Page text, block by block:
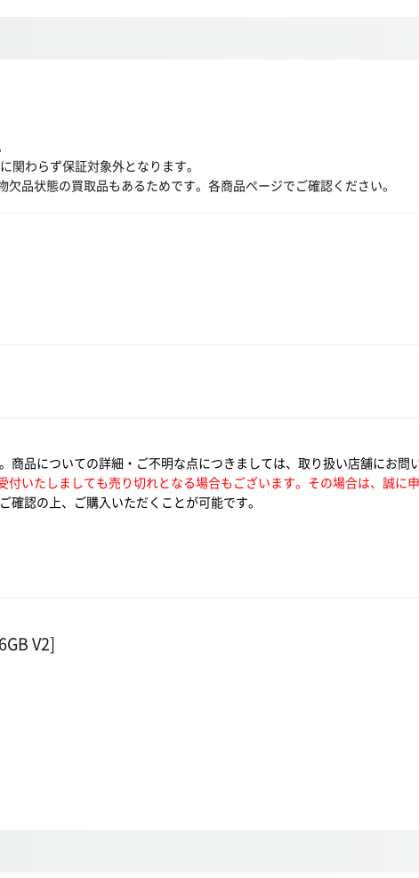
関わらず保証対象外となります。
品状態の買取品もあるためです。各商品ページでご確認ください。
品についての詳細・ご不明な点につきましては、取り扱い店舗にお問
いたしましても売り切れとなる場合もございます。その場合は、誠に
確認の上、ご購入いただくことが可能です。
V2]